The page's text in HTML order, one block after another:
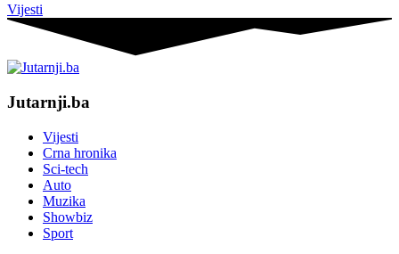
Vijesti
Jutarnji.ba
Vijesti
Crna hronika
Sci-tech
Auto
Muzika
Showbiz
Sport